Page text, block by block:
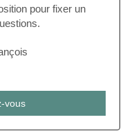
pour fixer un
vous